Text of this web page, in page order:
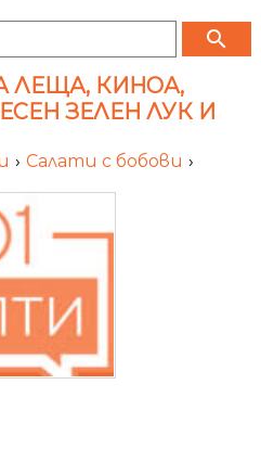
search
ЛЕЩА, КИНОА,
ЗЕЛЕН ЛУК И
› Салати с бобови ›